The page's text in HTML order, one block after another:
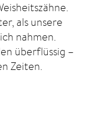
als unsere
nahmen.
überflüssig –
Zeiten.